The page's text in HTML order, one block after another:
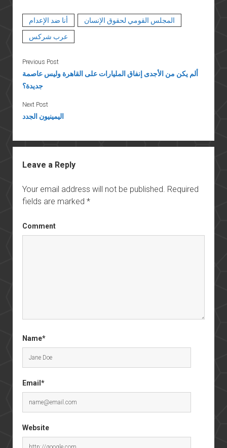
أنا ضد الإعدام
المجلس القومي لحقوق الإنسان
عرب شركس
Previous Post
ألم يكن من الأجدى إنفاق المليارات على القاهرة وليس عاصمة
جديدة؟
Next Post
اليمينيون الجدد
Leave a Reply
Your email address will not be published. Required
fields are marked *
Comment
Name*
Email*
Website